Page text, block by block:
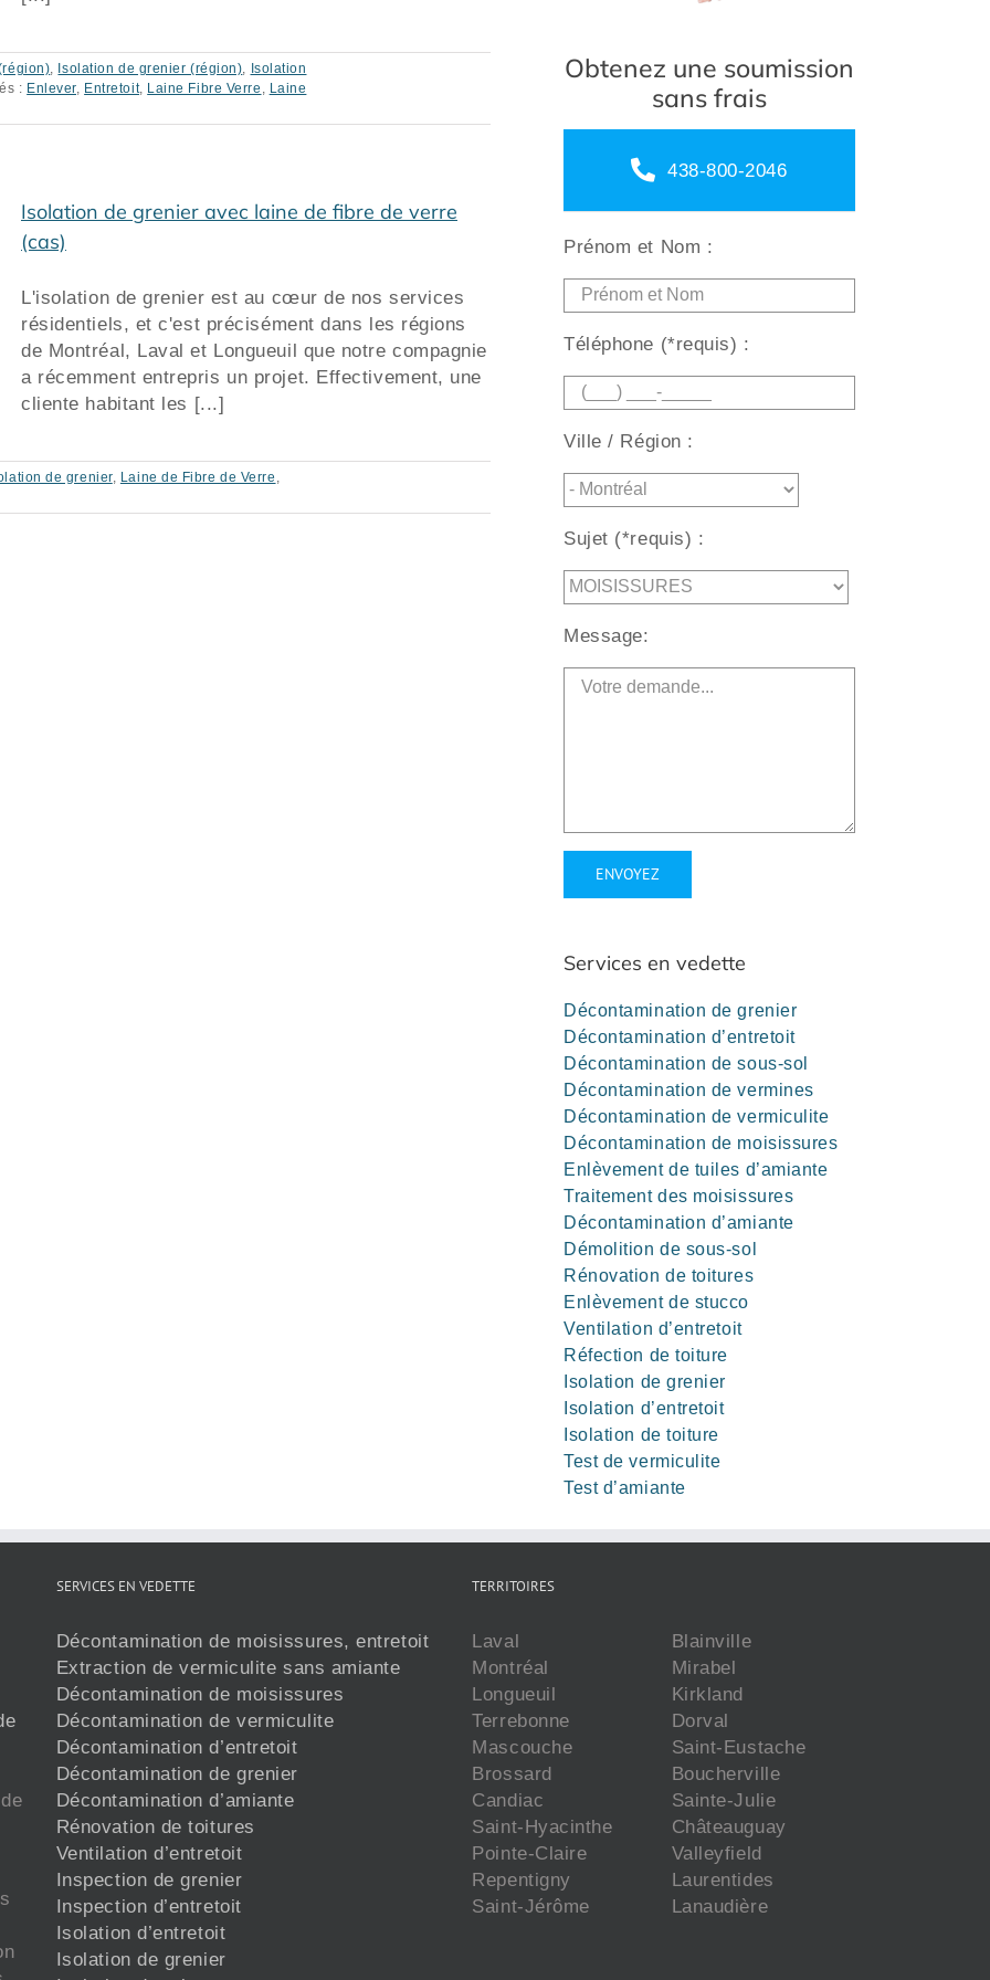
, Isolation de grenier (région), Isolation
: Enlever, Entretoit, Laine Fibre Verre , Laine
Isolation de grenier avec laine de fibre de verre
(cas)
L'isolation de grenier est au cœur de nos services
résidentiels, et c'est précisément dans les régions
de Montréal, Laval et Longueuil que notre compagnie
a récemment entrepris un projet. Effectivement, une
cliente habitant les [...]
de grenier, Laine de Fibre de Verre ,
Obtenez une soumission
sans frais
438-800-2046
Prénom et Nom :
Téléphone (*requis) :
Ville / Région :
Sujet (*requis) :
Message:
Services en vedette
Décontamination de grenier
Décontamination d’entretoit
Décontamination de sous-sol
Décontamination de vermines
Décontamination de vermiculite
Décontamination de moisissures
Enlèvement de tuiles d’amiante
Traitement des moisissures
Décontamination d’amiante
Démolition de sous-sol
Rénovation de toitures
Enlèvement de stucco
Ventilation d’entretoit
Réfection de toiture
Isolation de grenier
Isolation d’entretoit
Isolation de toiture
Test de vermiculite
Test d’amiante
SERVICES EN VEDETTE
Décontamination de moisissures, entretoit
Extraction de vermiculite sans amiante
Décontamination de moisissures
Décontamination de vermiculite
Décontamination d’entretoit
Décontamination de grenier
Décontamination d’amiante
Rénovation de toitures
Ventilation d’entretoit
Inspection de grenier
Inspection d’entretoit
Isolation d’entretoit
Isolation de grenier
TERRITOIRES
Laval
Montréal
Longueuil
Terrebonne
Mascouche
Brossard
Candiac
Saint-Hyacinthe
Pointe-Claire
Repentigny
Saint-Jérôme
Blainville
Mirabel
Kirkland
Dorval
Saint-Eustache
Boucherville
Sainte-Julie
Châteauguay
Valleyfield
Laurentides
Lanaudière